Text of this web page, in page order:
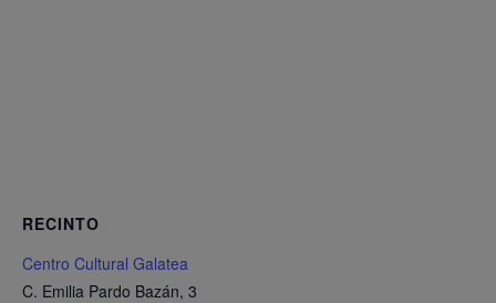
RECINTO
Centro Cultural Galatea
C. Emilia Pardo Bazán, 3